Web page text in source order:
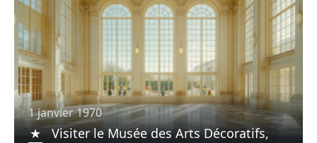
1 janvier 1970
Visiter le Musée des Arts Décoratifs,